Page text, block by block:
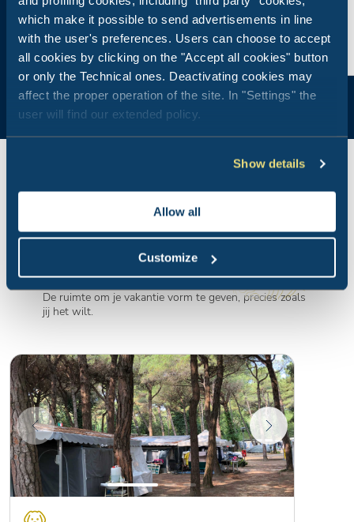
which make it possible to send advertisements in line
with the user's preferences. Users can choose to accept
all cookies by clicking on the "Accept all cookies" button
or only the Technical ones. Deactivating cookies may
affect the proper operation of the site. In "Settings" the
user will find our extended policy.
Show details
Allow all
Customize
Staanplaatsen
De ruimte om je vakantie vorm te geven, precies zoals
jij het wilt.